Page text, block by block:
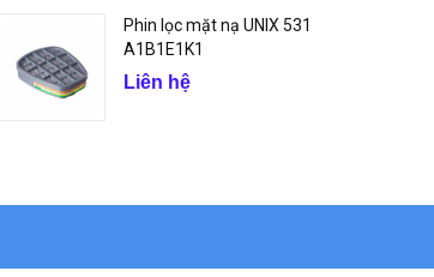
Phin lọc mặt nạ UNIX 531
A1B1E1K1
Liên hệ